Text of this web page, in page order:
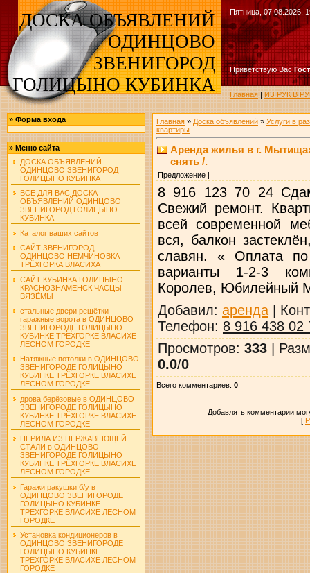
ДОСКА ОБЪЯВЛЕНИЙ
ОДИНЦОВО
ЗВЕНИГОРОД
ГОЛИЦЫНО КУБИНКА
Пятница, 07.08.2026,
Приветствую Вас
Главная|ИЗ РУК В
» Форма входа
» Меню сайта
ДОСКА ОБЪЯВЛЕНИЙ
ОДИНЦОВО ЗВЕНИГОРОД
ГОЛИЦЫНО КУБИНКА
ВСЁ ДЛЯ ВАС ДОСКА
ОБЪЯВЛЕНИЙ ОДИНЦОВО
ЗВЕНИГОРОД ГОЛИЦЫНО
КУБИНКА
Каталог ваших сайтов
САЙТ ЗВЕНИГОРОД
ОДИНЦОВО НЕМЧИНОВКА
ТРЁХГОРКА ВЛАСИХА
САЙТ КУБИНКА ГОЛИЦЫНО
КРАСНОЗНАМЕНСК ЧАСЦЫ
ВЯЗЁМЫ
стальные двери решётки
гаражные ворота в ОДИНЦОВО
ЗВЕНИГОРОДЕ ГОЛИЦЫНО
КУБИНКЕ ТРЁХГОРКЕ ВЛАСИХЕ
ЛЕСНОМ ГОРОДКЕ
Натяжные потолки в ОДИНЦОВО
ЗВЕНИГОРОДЕ ГОЛИЦЫНО
КУБИНКЕ ТРЁХГОРКЕ ВЛАСИХЕ
ЛЕСНОМ ГОРОДКЕ
дрова берёзовые в ОДИНЦОВО
ЗВЕНИГОРОДЕ ГОЛИЦЫНО
КУБИНКЕ ТРЁХГОРКЕ ВЛАСИХЕ
ЛЕСНОМ ГОРОДКЕ
ПЕРИЛА ИЗ НЕРЖАВЕЮЩЕЙ
СТАЛИ в ОДИНЦОВО
ЗВЕНИГОРОДЕ ГОЛИЦЫНО
КУБИНКЕ ТРЁХГОРКЕ ВЛАСИХЕ
ЛЕСНОМ ГОРОДКЕ
Гаражи ракушки б/у в
ОДИНЦОВО ЗВЕНИГОРОДЕ
ГОЛИЦЫНО КУБИНКЕ
ТРЁХГОРКЕ ВЛАСИХЕ ЛЕСНОМ
ГОРОДКЕ
Установка кондиционеров в
ОДИНЦОВО ЗВЕНИГОРОДЕ
ГОЛИЦЫНО КУБИНКЕ
ТРЁХГОРКЕ ВЛАСИХЕ ЛЕСНОМ
ГОРОДКЕ
Главная» Доска объявлений» Услуги в
квартиры
Аренда жилья в г.
снять /.
Предложение |
8 916 123 70 24
Свежий ремонт.
всей современной
вся, балкон
славян. « Оплата по
варианты 1-2-3
Королев, Юбилейный
Добавил: аренда|
Телефон: 8 916 438 02
Просмотров: 333|
0.0/0
Всего комментариев: 0
Добавлять комментарии
[